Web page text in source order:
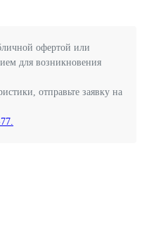
офертой или
для возникновения
отправьте заявку на